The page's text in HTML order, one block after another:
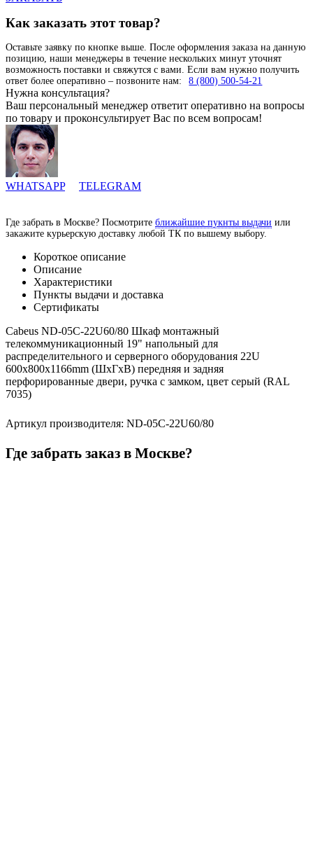
Как заказать этот товар?
Оставьте заявку по кнопке выше. После оформления заказа на данную
позицию, наши менеджеры в течение нескольких минут уточнят
возможность поставки и свяжутся с вами. Если вам нужно получить
ответ более оперативно – позвоните нам:
8 (800) 500-54-21
Нужна консультация?
Ваш персональный менеджер ответит оперативно на вопросы
по товару и проконсультирует Вас по всем вопросам!
WHATSAPP TELEGRAM
Где забрать в Москве? Посмотрите ближайшие пукнты выдачи или
закажите курьерскую доставку любой ТК по вышему выбору.
Короткое описание
Описание
Характеристики
Пункты выдачи и доставка
Сертификаты
Cabeus ND-05C-22U60/80 Шкаф монтажный
телекоммуникационный 19" напольный для
распределительного и серверного оборудования 22U
600x800x1166mm (ШхГхВ) передняя и задняя
перфорированные двери, ручка с замком, цвет серый (RAL
7035)
Артикул производителя: ND-05C-22U60/80
Где забрать заказ в Москве?